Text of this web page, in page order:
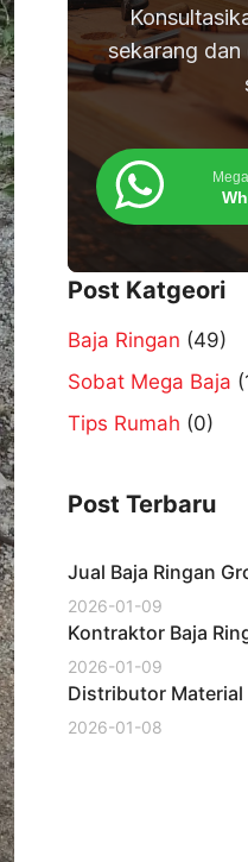
sekarang
Post Katgeori
Baja Ringan (49)
Sobat Mega Baja
Tips Rumah (0)
Post Terbaru
Jual Baja Ringan
2026-01-09
Kontraktor Baja
2026-01-09
Distributor Material
2026-01-08